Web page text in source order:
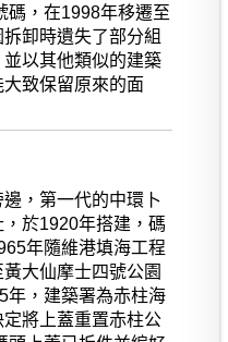
碼，在1998年移遷至
卸時遺失了部分組
以其他類似的建築
致保留原來的面
，第一代的中環卜
於1920年搭建，碼
年隨維港填海工程
大仙摩士四號公園
年，建築署為赤柱海
將上蓋重置赤柱公